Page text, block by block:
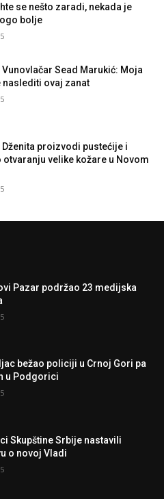
se nešto zaradi, nekada je
bolje
Vunovlačar Sead Marukić: Moja
naslediti ovaj zanat
Dženita proizvodi pustećije i
otvaranju velike kožare u Novom
Pazar podržao 23 medijska
bežao policiji u Crnoj Gori pa
u Podgorici
Skupštine Srbije nastavili
o novoj Vladi